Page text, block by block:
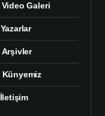
Video Galeri
Yazarlar
Arşivler
Künyemiz
İletişim